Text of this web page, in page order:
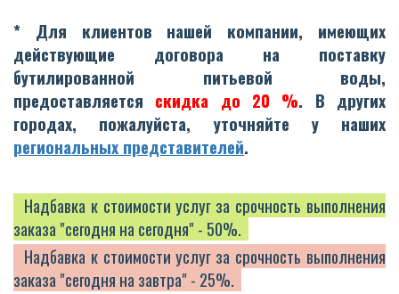
* Для клиентов нашей компании, имеющих
действующие договора на поставку
бутилированной питьевой воды,
предоставляется скидка до 20 %. В других
городах, пожалуйста, уточняйте у наших
региональных представителей.
Надбавка к стоимости услуг за срочность выполнения
заказа "сегодня на сегодня" - 50%.
Надбавка к стоимости услуг за срочность выполнения
заказа "сегодня на завтра" - 25%.